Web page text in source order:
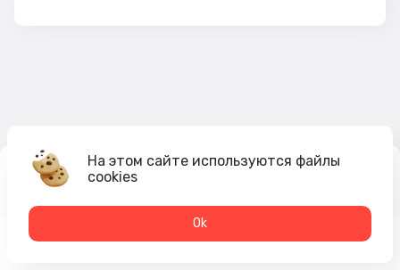
185₽
На этом сайте используются файлы
cookies
Оk